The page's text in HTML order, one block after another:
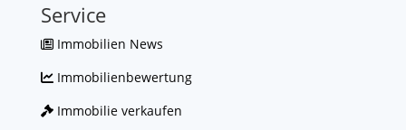
Service
Immobilien News
Immobilienbewertung
Immobilie verkaufen